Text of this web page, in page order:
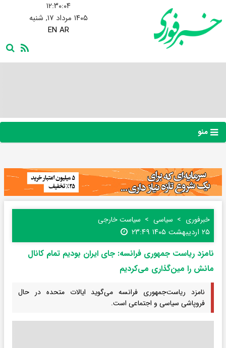
۱۲:۳۰:۰۵
۱۴۰۵ مرداد ۱۷, شنبه
EN AR
منو
خبرفوری سیاسی سیاست خارجی
۲۵ اردیبهشت ۱۴۰۵ ۲۳:۴۹
نامزد ریاست جمهوری فرانسه: جای ایران بودیم تمام کانال
مانش را مین‌گذاری می‌کردیم
نامزد ریاست‌جمهوری فرانسه می‌گوید ایالات متحده در حال
فروپاشی سیاسی و اجتماعی است.